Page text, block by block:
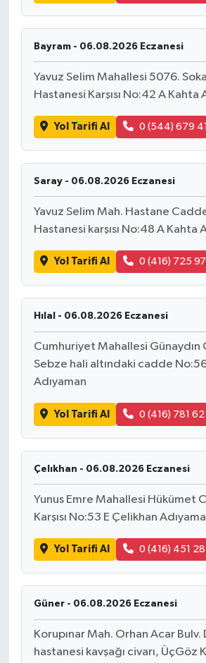
Bayram - 06.08.2026 Eczanesi
Yavuz Selim Mahallesi 5076.
Hastanesi Karşısı No:42 A Kahta
Yol Tarifi Al 0 (544) 679
Saray - 06.08.2026 Eczanesi
Yavuz Selim Mah. Hastane
Hastanesi karşısı No:48 A Kahta
Yol Tarifi Al 0 (416) 725
Hılal - 06.08.2026 Eczanesi
Cumhuriyet Mahallesi Günaydın
Sebze hali altındaki cadde No:56
Adıyaman
Yol Tarifi Al 0 (416) 781 62
Çelıkhan - 06.08.2026 Eczanesi
Yunus Emre Mahallesi Hükümet
Karşısı No:53 E Çelikhan
Yol Tarifi Al 0 (416) 451
Güner - 06.08.2026 Eczanesi
Korupınar Mah. Orhan Acar Bulv.
hastanesi kavşağı civarı, ÜçGöz